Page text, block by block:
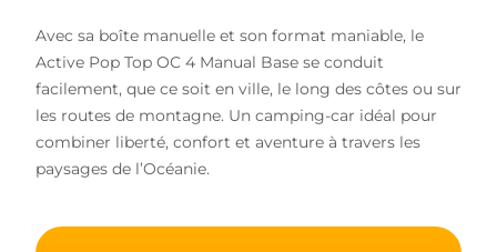
Avec sa boîte manuelle et son format maniable, le
Active Pop Top OC 4 Manual Base se conduit
facilement, que ce soit en ville, le long des côtes ou sur
les routes de montagne. Un camping-car idéal pour
combiner liberté, confort et aventure à travers les
paysages de l’Océanie.